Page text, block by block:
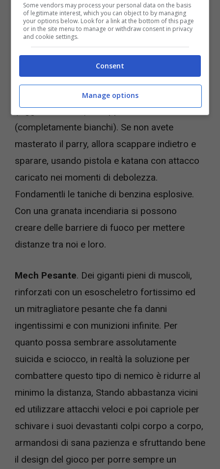
Ninja. Dei combattenti estremamente efficaci
che caricano con la spada sguainata e sono
pronti a parare i nostri attacchi. Via via
diventeranno più difficili da battere, con
corazze extra, impianti cibernetici superiori
(leggermente blu) e truppe d’elite
(completamente bianchi). Se non avete
masterato il parry, allora scappare indietro e
sparare, usando pistola e katana con attacco
caricato nei momenti di debolezza.
Fondamentli le taniche di benzina esplosive.
Con una granata incendiaria si possono
creare delle barriere di fuoco per mettere
distanze tra noi e loro.
Mech Pesante. Dei giganti pieni di muscoli,
rinforzati con un esoscheletro fortissimo ed
un mitragliatore pesante che fa danni
ingentissimi e con munizioni infinite. Per
quanto possa sembrare assolutamente
suicida e sciocco, in realtà la soluzione per
combattere questo tipo di nemico è ridurre al
minimo la distanza, Stando abbastanza vicini
ed utilizzare attacchi veloci e poi capriole per
schivare i suoi devastanti colpi corpo a corpo,
armandosi di sana pazienza e sfruttando bene
il design del gioco per porre sempre un
Some vendors may process your personal data on the basis
of legitimate interest, which you can object to by managing
your options below. Look for a link at the bottom of this page
or in the site menu to manage or withdraw consent in privacy
and cookie settings.
Consent
Manage options